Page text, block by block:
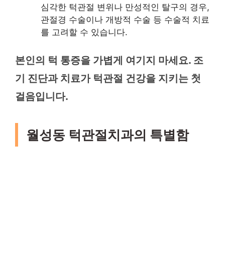
심각한 턱관절 변위나 만성적인 탈구의 경우,
관절경 수술이나 개방적 수술 등 수술적 치료
를 고려할 수 있습니다.
본인의 턱 통증을 가볍게 여기지 마세요. 조
기 진단과 치료가 턱관절 건강을 지키는 첫
걸음입니다.
월성동 턱관절치과의 특별함